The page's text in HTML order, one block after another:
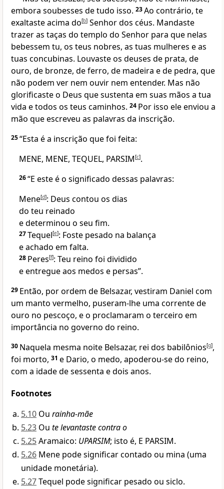
embora soubesses de tudo isso. 23Ao contrário, te
exaltaste acima do[b] Senhor dos céus. Mandaste
trazer as taças do templo do Senhor para que nelas
bebessem tu, os teus nobres, as tuas mulheres e as
tuas concubinas. Louvaste os deuses de prata, de
ouro, de bronze, de ferro, de madeira e de pedra, que
não podem ver nem ouvir nem entender. Mas não
glorificaste o Deus que sustenta em suas mãos a tua
vida e todos os teus caminhos. 24 Por isso ele enviou a
mão que escreveu as palavras da inscrição.
25“Esta é a inscrição que foi feita:
MENE, MENE, TEQUEL, PARSIM[c].
26“E este é o significado dessas palavras:
Mene[d]: Deus contou os dias
do teu reinado
e determinou o seu fim.
27Tequel[e]: Foste pesado na balança
e achado em falta.
28 Peres[f]: Teu reino foi dividido
e entregue aos medos e persas”.
29 Então, por ordem de Belsazar, vestiram Daniel com
um manto vermelho, puseram-lhe uma corrente de
ouro no pescoço, e o proclamaram o terceiro em
importância no governo do reino.
30 Naquela mesma noite Belsazar, rei dos babilônios[g],
foi morto, 31 e Dario, o medo, apoderou-se do reino,
com a idade de sessenta e dois anos.
Footnotes
5.10 Ou rainha-mãe
5.23 Ou te levantaste contra o
5.25Aramaico: UPARSIM; isto é, E PARSIM.
5.26 Mene pode significar contado ou mina (uma
unidade monetária).
5.27Tequel pode significar pesado ou siclo.